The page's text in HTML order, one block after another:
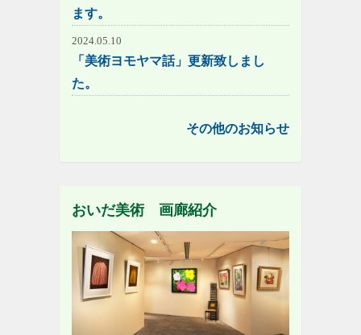
ます。
2024.05.10
「美術ヨモヤマ話」更新致しまし
た。
その他のお知らせ
おいだ美術 画廊紹介